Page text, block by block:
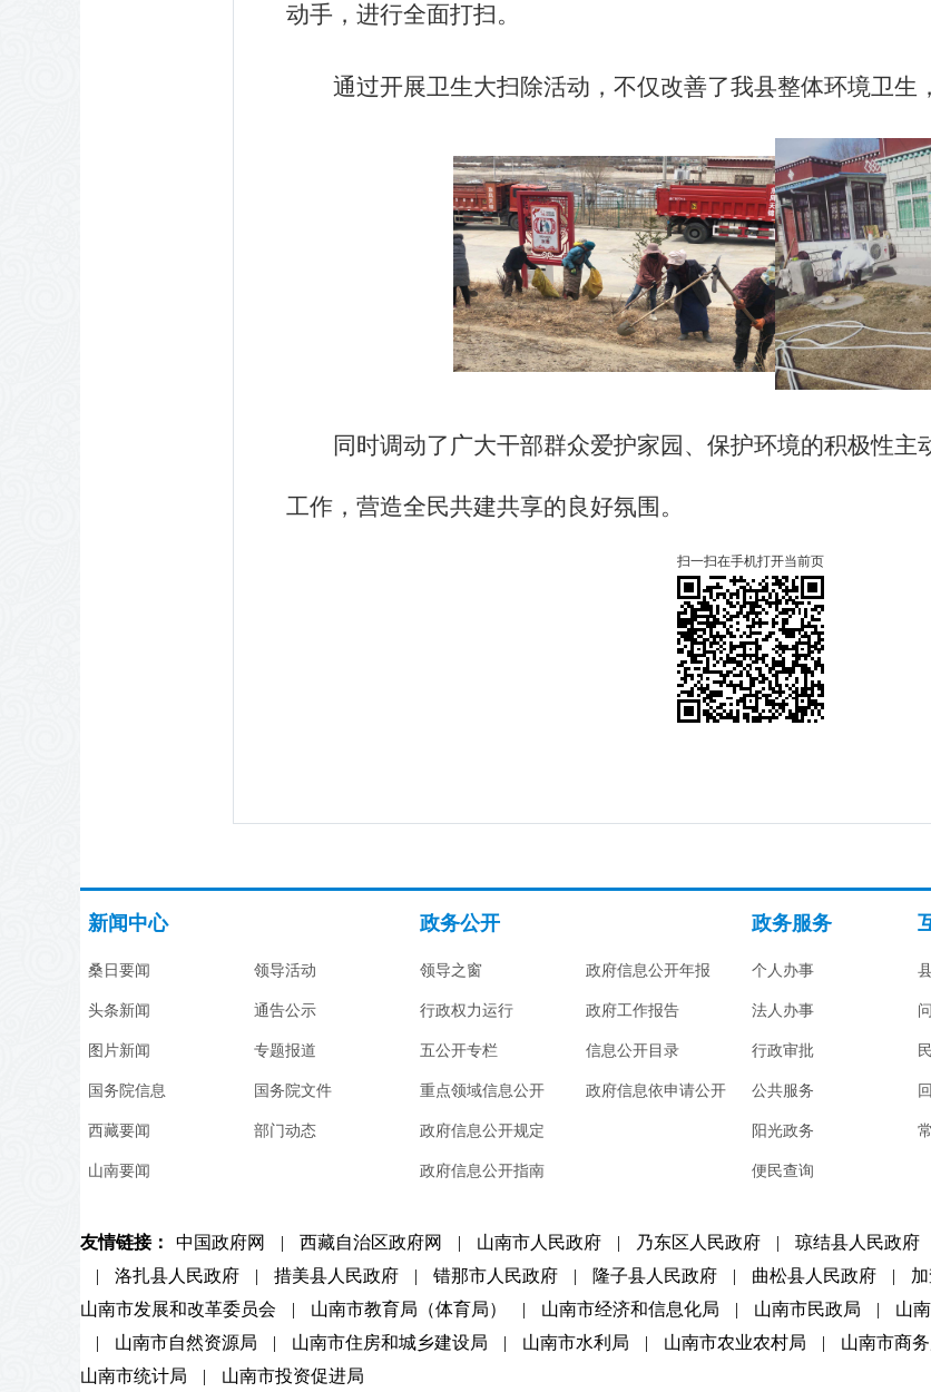
动手，进行全面打扫。
通过开展卫生大扫除活动，不仅改善了我县整体环境卫生，
同时调动了广大干部群众爱护家园、保护环境的积极性主
工作，营造全民共建共享的良好氛围。
扫一扫在手机打开当前页
新闻中心
桑日要闻
头条新闻
图片新闻
国务院信息
西藏要闻
山南要闻
领导活动
通告公示
专题报道
国务院文件
部门动态
政务公开
领导之窗
行政权力运行
五公开专栏
重点领域信息公开
政府信息公开规定
政府信息公开指南
政府信息公开年报
政府工作报告
信息公开目录
政府信息依申请公开
政务服务
个人办事
法人办事
行政审批
公共服务
阳光政务
便民查询
友情链接： 中国政府网 | 西藏自治区政府网 | 山南市人民政府 | 乃东区人民政府 | 琼结县人民政府
|
洛扎县人民政府 | 措美县人民政府 | 错那市人民政府 | 隆子县人民政府 | 曲松县人民政府 |
山南市发展和改革委员会
| 山南市教育局（体育局） | 山南市经济和信息化局 | 山南市民政局 | 山
|
山南市自然资源局 | 山南市住房和城乡建设局 | 山南市水利局 | 山南市农业农村局 | 山南市商
山南市统计局
| 山南市投资促进局